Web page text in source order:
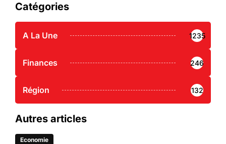
Catégories
A La Une 1235
Finances 246
Région 132
Autres articles
Economie